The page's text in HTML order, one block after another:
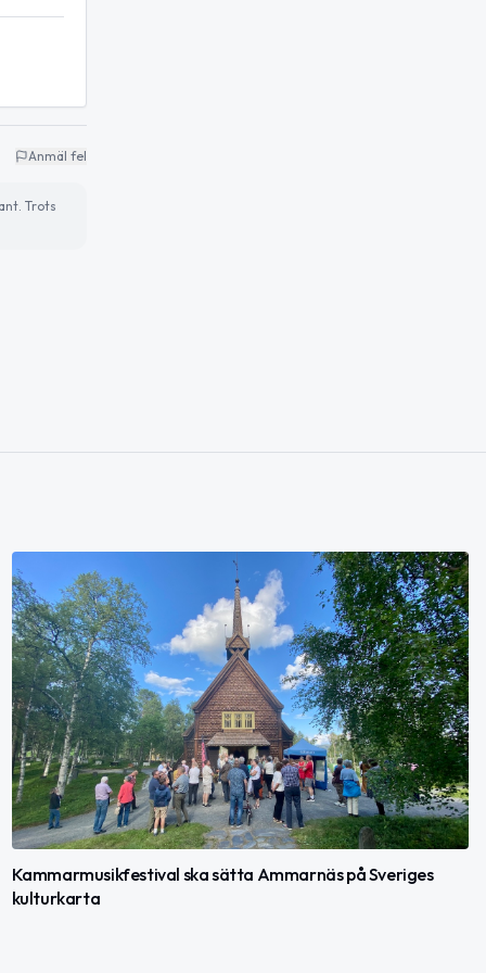
Anmäl fel
Trots
Kammarmusikfestival ska sätta Ammarnäs på Sveriges
kulturkarta